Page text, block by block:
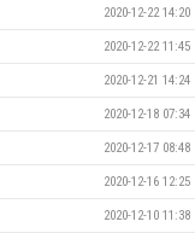
2020-12-22 14:20
2020-12-22 11:45
2020-12-21 14:24
2020-12-18 07:34
2020-12-17 08:48
2020-12-16 12:25
2020-12-10 11:38